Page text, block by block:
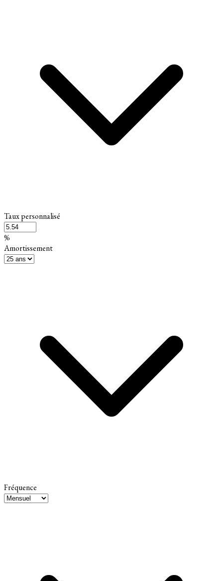
Taux personnalisé
%
Amortissement
Fréquence